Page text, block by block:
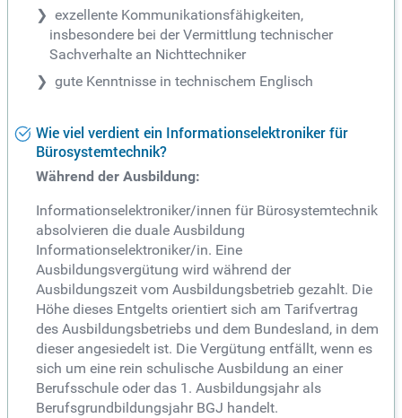
exzellente Kommunikationsfähigkeiten,
insbesondere bei der Vermittlung technischer
Sachverhalte an Nichttechniker
gute Kenntnisse in technischem Englisch
Wie viel verdient ein Informationselektroniker für
Bürosystemtechnik?
Während der Ausbildung:
Informationselektroniker/innen für Bürosystemtechnik
absolvieren die duale Ausbildung
Informationselektroniker/in. Eine
Ausbildungsvergütung wird während der
Ausbildungszeit vom Ausbildungsbetrieb gezahlt. Die
Höhe dieses Entgelts orientiert sich am Tarifvertrag
des Ausbildungsbetriebs und dem Bundesland, in dem
dieser angesiedelt ist. Die Vergütung entfällt, wenn es
sich um eine rein schulische Ausbildung an einer
Berufsschule oder das 1. Ausbildungsjahr als
Berufsgrundbildungsjahr BGJ handelt.